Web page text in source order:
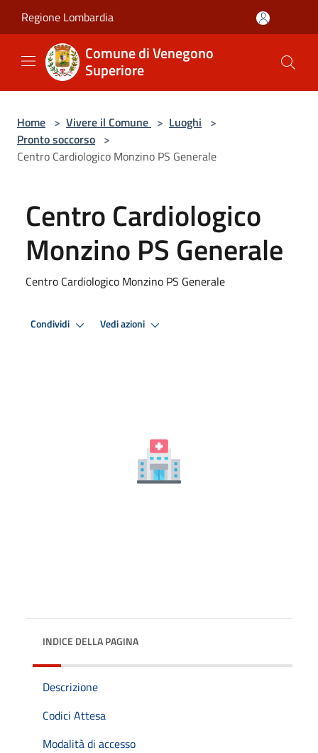
Regione Lombardia
Comune di Venegono
Superiore
Home > Vivere il Comune > Luoghi >
Pronto soccorso >
Centro Cardiologico Monzino PS Generale
Centro Cardiologico
Monzino PS Generale
Centro Cardiologico Monzino PS Generale
Condividi Vedi azioni
INDICE DELLA PAGINA
Descrizione
Codici Attesa
Modalità di accesso